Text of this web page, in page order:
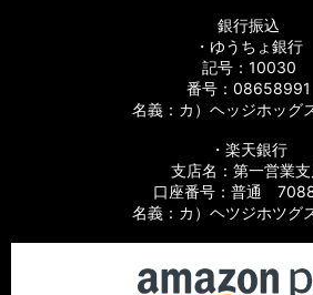
銀行振込
・ゆうちょ銀行
記号：10030
番号：08658991
名義：カ）ヘッジホッグ
・楽天銀行
支店名：第一営業
口座番号：普通
名義：カ）ヘツジホツグ